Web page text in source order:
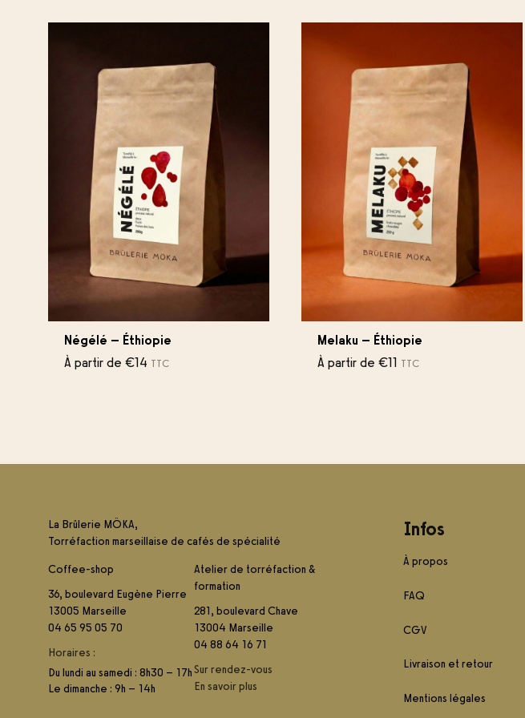
Négélé – Éthiopie
À partir de €14 TTC
Melaku – Éthiopie
À partir de €11 TTC
La Brûlerie MÖKA,
Torréfaction marseillaise de cafés de spécialité
Coffee-shop
36, boulevard Eugène Pierre
13005 Marseille
04 65 95 05 70
Horaires :
Du lundi au samedi : 8h30 – 17h
Le dimanche : 9h – 14h
Atelier de torréfaction &
formation
281, boulevard Chave
13004 Marseille
04 88 64 16 71
Sur rendez-vous
En savoir plus
Infos
À propos
FAQ
CGV
Livraison et retour
Mentions légales